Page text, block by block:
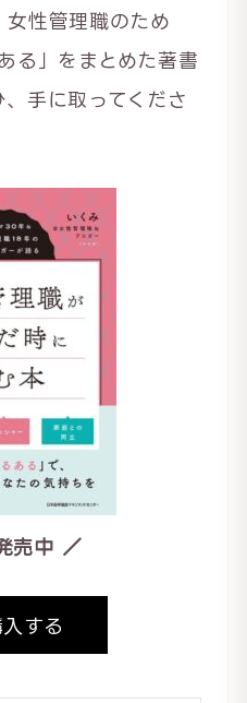
女性管理職のため
る」をまとめた著書
手に取ってくださ
売中 ／
する